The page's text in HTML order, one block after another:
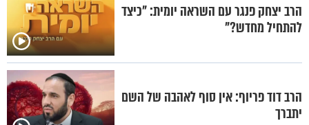
הרב יצחק פנגר עם השראה יומית: "כיצד
להתחיל מחדש?"
הרב דוד פריוף: אין סוף לאהבה של השם
יתברך